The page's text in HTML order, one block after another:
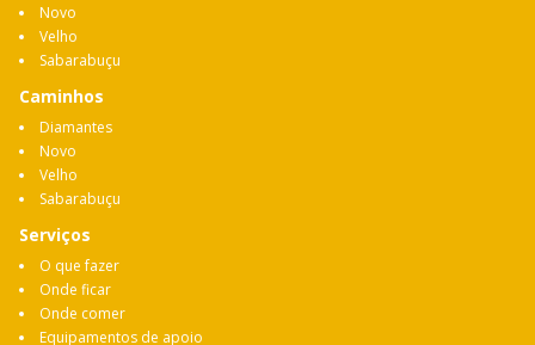
Novo
Velho
Sabarabuçu
Caminhos
Diamantes
Novo
Velho
Sabarabuçu
Serviços
O que fazer
Onde ficar
Onde comer
Equipamentos de apoio